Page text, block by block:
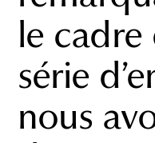
le
série
nous